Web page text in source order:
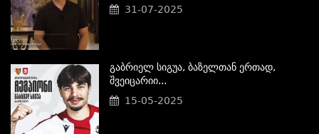
31-07-2025
Გაბრიელ Სიგუა, Ბაზელთან Ერთად,
Შვეიცარიი...
15-05-2025